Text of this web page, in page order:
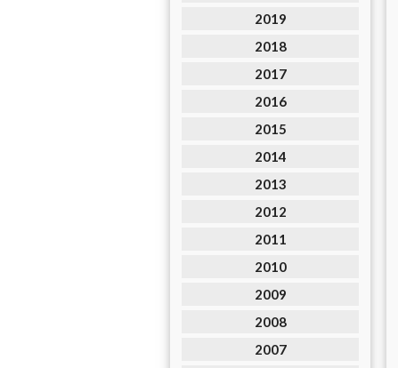
2019
2018
2017
2016
2015
2014
2013
2012
2011
2010
2009
2008
2007